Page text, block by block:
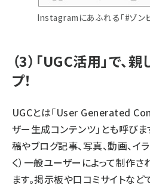
Instagramにあふれる「#ゾン
（3）「UGC活用」で、
プ！
UGCとは「User Generated
ザー生成コンテンツ」とも呼びま
稿やブログ記事、写真、動画、イ
く）一般ユーザーによって制作
ます。掲示板や口コミサイトな